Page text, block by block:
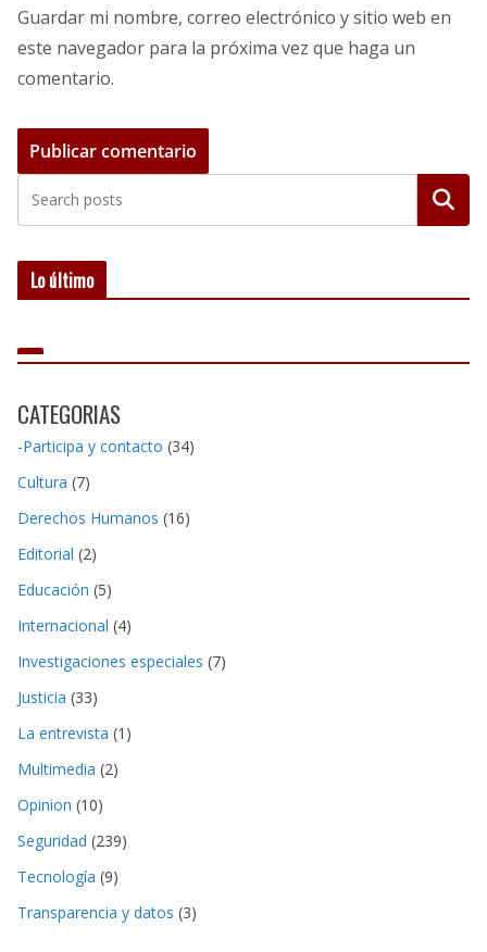
Guardar mi nombre, correo electrónico y sitio web en
este navegador para la próxima vez que haga un
comentario.
Buscar
Lo último
CATEGORIAS
-Participa y contacto (34)
Cultura (7)
Derechos Humanos (16)
Editorial (2)
Educación (5)
Internacional (4)
Investigaciones especiales (7)
Justicia (33)
La entrevista (1)
Multimedia (2)
Opinion (10)
Seguridad (239)
Tecnología (9)
Transparencia y datos (3)